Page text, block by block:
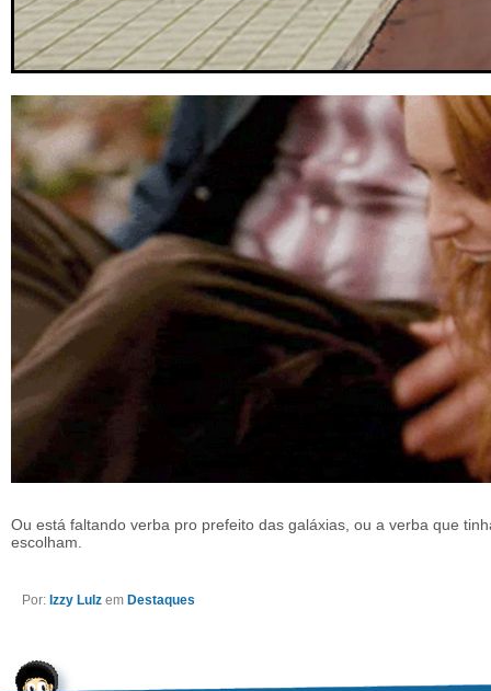
Ou está faltando verba pro prefeito das galáxias, ou a verba que
escolham.
Por: Izzy Lulz em Destaques